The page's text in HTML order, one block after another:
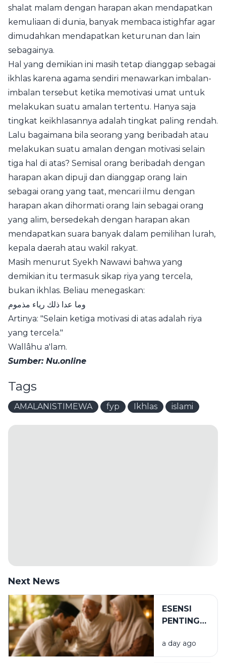
shalat malam dengan harapan akan mendapatkan
kemuliaan di dunia, banyak membaca istighfar agar
dimudahkan mendapatkan keturunan dan lain
sebagainya.
Hal yang demikian ini masih tetap dianggap sebagai
ikhlas karena agama sendiri menawarkan imbalan-
imbalan tersebut ketika memotivasi umat untuk
melakukan suatu amalan tertentu. Hanya saja
tingkat keikhlasannya adalah tingkat paling rendah.
Lalu bagaimana bila seorang yang beribadah atau
melakukan suatu amalan dengan motivasi selain
tiga hal di atas? Semisal orang beribadah dengan
harapan akan dipuji dan dianggap orang lain
sebagai orang yang taat, mencari ilmu dengan
harapan akan dihormati orang lain sebagai orang
yang alim, bersedekah dengan harapan akan
mendapatkan suara banyak dalam pemilihan lurah,
kepala daerah atau wakil rakyat.
Masih menurut Syekh Nawawi bahwa yang
demikian itu termasuk sikap riya yang tercela,
bukan ikhlas. Beliau menegaskan:
وما عدا ذلك رياء مذموم
Artinya: "Selain ketiga motivasi di atas adalah riya
yang tercela."
Wallâhu a'lam.
Sumber: Nu.online
Tags
AMALANISTIMEWA fyp Ikhlas islami
Next News
ESENSI
PENTING
BIRRUL
WALIDAIN
a day ago